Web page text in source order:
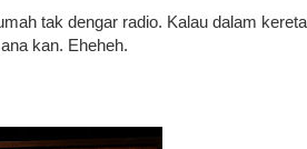
tak dengar radio. Kalau dalam
kan. Eheheh.